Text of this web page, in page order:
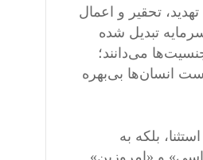
تحقیر و اعمال
تبدیل شده
می‌دانند؛
انسان‌ها بی‌بهره
بلکه به
و «امروزین»